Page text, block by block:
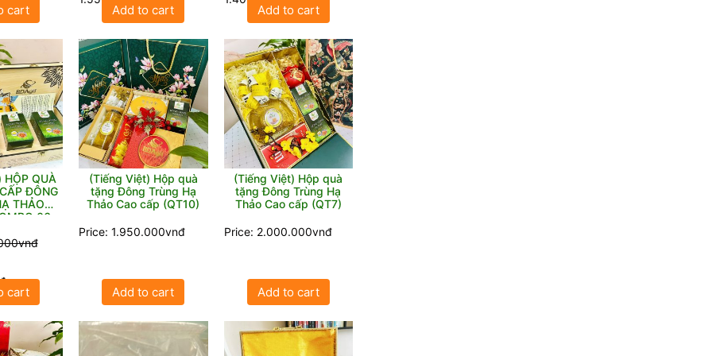
cart Add to cart Add to cart
QUÀ
ĐÔNG
THẢO
06
cart
(Tiếng Việt) Hộp quà
tặng Đông Trùng Hạ
Thảo Cao cấp (QT10)
Price: 1.950.000vnđ
Add to cart
(Tiếng Việt) Hộp quà
tặng Đông Trùng Hạ
Thảo Cao cấp (QT7)
Price: 2.000.000vnđ
Add to cart